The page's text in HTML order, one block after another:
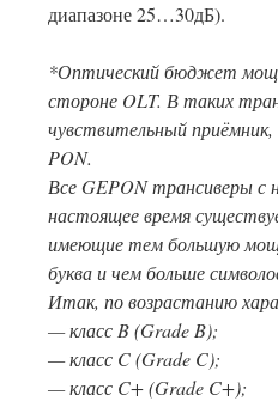
диапазоне 25…30дБ).
*Оптический бюджет
стороне OLT. В таких
чувствительный
PON.
ВсеGEPONтрансиверы с
настоящее время
имеющие тем большую
буква и чем больше
Итак, по возрастанию
— класс B(Grade B);
—класс C (Grade C);
—класс C+ (Grade C+);